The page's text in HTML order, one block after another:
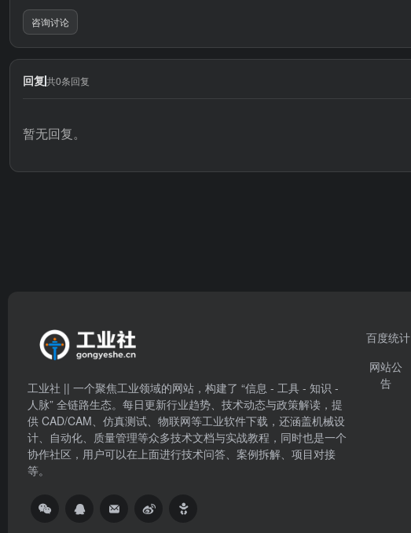
咨询讨论
回复共0条回复
暂无回复。
工业社 || 一个聚焦工业领域的网站，构建了 “信息 - 工具 - 知识 -
人脉” 全链路生态。每日更新行业趋势、技术动态与政策解读，提
供 CAD/CAM、仿真测试、物联网等工业软件下载，还涵盖机械设
计、自动化、质量管理等众多技术文档与实战教程，同时也是一个
协作社区，用户可以在上面进行技术问答、案例拆解、项目对接
等。
百度统计
网站公
告